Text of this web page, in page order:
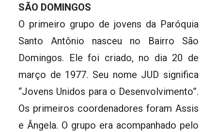
SÃO DOMINGOS
O primeiro grupo de jovens da Paróquia
Santo Antônio nasceu no Bairro São
Domingos. Ele foi criado, no dia 20 de
março de 1977. Seu nome JUD significa
“Jovens Unidos para o Desenvolvimento”.
Os primeiros coordenadores foram Assis
e Ângela. O grupo era acompanhado pelo